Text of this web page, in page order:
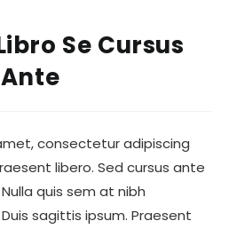
Se Cursus
Ante
consectetur adipiscing
libero. Sed cursus ante
quis sem at nibh
sagittis ipsum. Praesent